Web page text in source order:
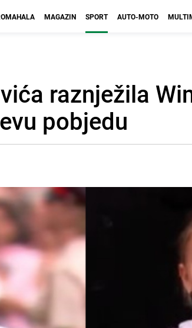
MAGAZIN SPORT AUTO-MOTO
raznježila
pobjedu